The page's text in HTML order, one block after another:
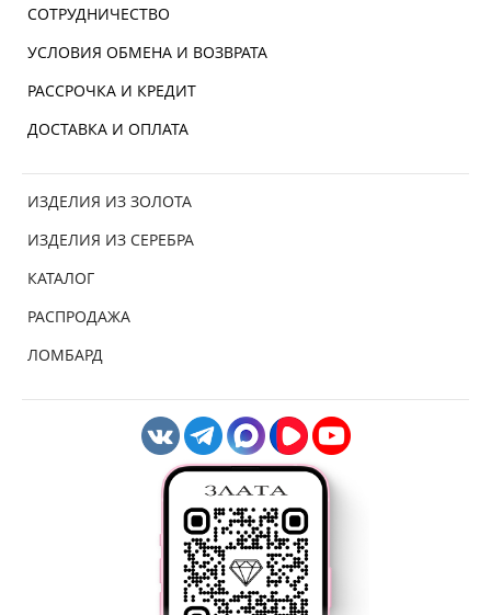
СОТРУДНИЧЕСТВО
УСЛОВИЯ ОБМЕНА И ВОЗВРАТА
РАССРОЧКА И КРЕДИТ
ДОСТАВКА И ОПЛАТА
ИЗДЕЛИЯ ИЗ ЗОЛОТА
ИЗДЕЛИЯ ИЗ СЕРЕБРА
КАТАЛОГ
РАСПРОДАЖА
ЛОМБАРД